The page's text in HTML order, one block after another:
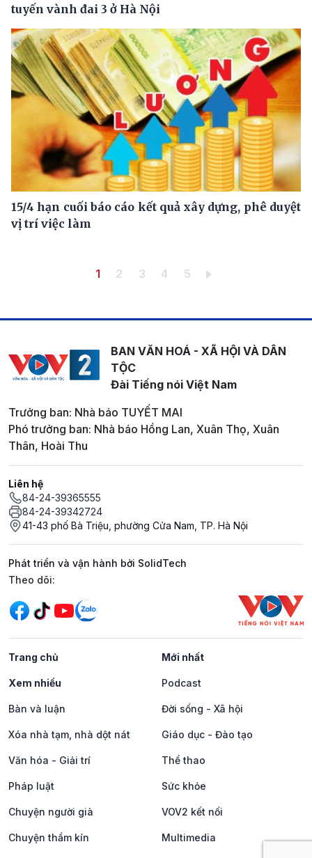
tuyến vành đai 3 ở Hà Nội
15/4 hạn cuối báo cáo kết quả xây dựng, phê duyệt
vị trí việc làm
Trang hiện thời
1 Trang
2 Trang
3 Trang
4 Trang
5
BAN VĂN HOÁ - XÃ HỘI VÀ DÂN
TỘC
Đài Tiếng nói Việt Nam
Trưởng ban: Nhà báo TUYẾT MAI
Phó trưởng ban: Nhà báo Hồng Lan, Xuân Thọ, Xuân
Thân, Hoài Thu
Liên hệ
84-24-39365555
84-24-39342724
41-43 phố Bà Triệu, phường Cửa Nam, TP. Hà Nội
Phát triển và vận hành bởi SolidTech
Mạng xã hội
Theo dõi:
Trang chủ Mới nhất
Xem nhiều Podcast
Bàn và luận Đời sống - Xã hội
Xóa nhà tạm, nhà dột nát Giáo dục - Đào tạo
Văn hóa - Giải trí Thể thao
Pháp luật Sức khỏe
Chuyện người già VOV2 kết nối
Chuyện thầm kín Multimedia